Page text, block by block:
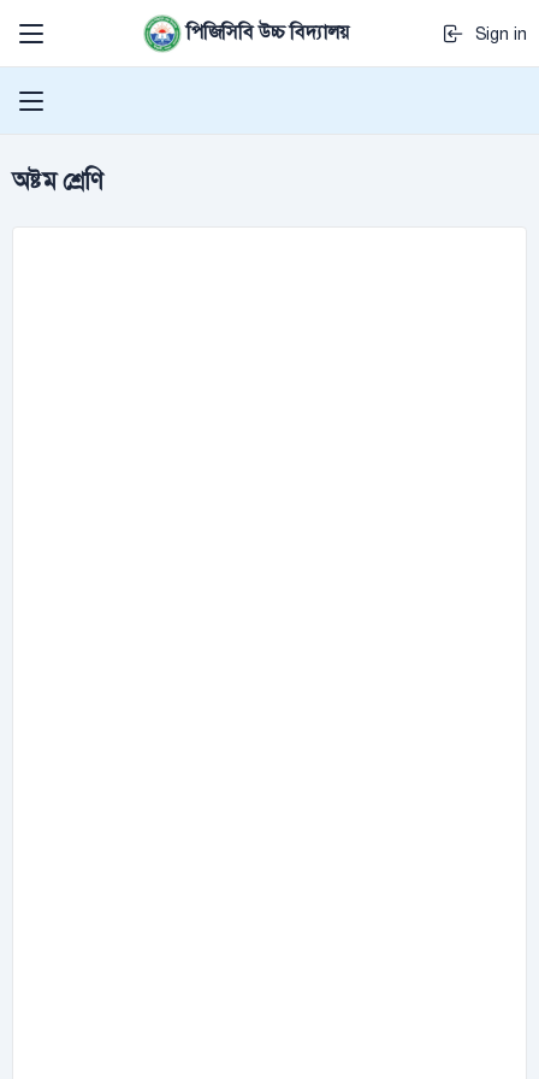
পিজিসিবি উচ্চ বিদ্যালয় Sign in
অষ্টম শ্রেণি